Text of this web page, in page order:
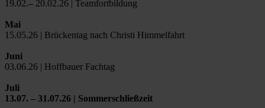
19.02.– 20.02.26 | Teamfortbildung
Mai
15.05.26 | Brückentag nach Christi Himmelfahrt
Juni
03.06.26 | Hoffbauer Fachtag
Juli
13.07. – 31.07.26 | Sommerschließzeit